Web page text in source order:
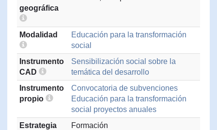
geográfica
Modalidad
Educación para la transformación
social
Instrumento
CAD
Sensibilización social sobre la
temática del desarrollo
Instrumento
propio
Convocatoria de subvenciones
Educación para la transformación
social proyectos anuales
Estrategia
Formación